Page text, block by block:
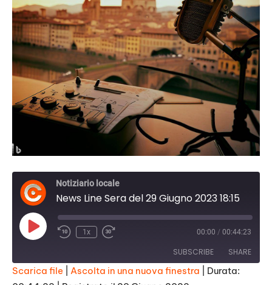
Notiziario locale
News Line Sera del 29 Giugno 2023 18:15
Play
Episode
1x 00:00 / 00:44:23
SUBSCRIBE SHARE
Scarica file Ascolta in una nuova finestra
Durata: